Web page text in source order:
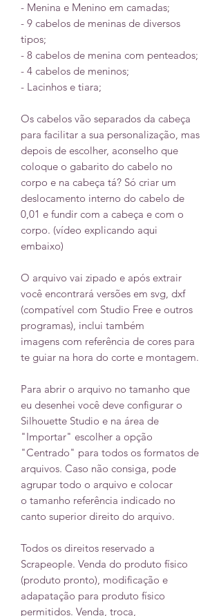
- Menina e Menino em camadas;
- 9 cabelos de meninas de diversos
tipos;
- 8 cabelos de menina com penteados;
- 4 cabelos de meninos;
- Lacinhos e tiara;
Os cabelos vão separados da cabeça
para facilitar a sua personalização, mas
depois de escolher, aconselho que
coloque o gabarito do cabelo no
corpo e na cabeça tá? Só criar um
deslocamento interno do cabelo de
0,01 e fundir com a cabeça e com o
corpo. (vídeo explicando aqui
embaixo)
O arquivo vai zipado e após extrair
você encontrará versões em svg, dxf
(compatível com Studio Free e outros
programas), inclui também
imagens com referência de cores para
te guiar na hora do corte e montagem.
Para abrir o arquivo no tamanho que
eu desenhei você deve configurar o
Silhouette Studio e na área de
"Importar" escolher a opção
"Centrado" para todos os formatos de
arquivos. Caso não consiga, pode
agrupar todo o arquivo e colocar
o tamanho referência indicado no
canto superior direito do arquivo.
Todos os direitos reservado a
Scrapeople. Venda do produto físico
(produto pronto), modificação e
adapatação para produto físico
permitidos. Venda, troca,